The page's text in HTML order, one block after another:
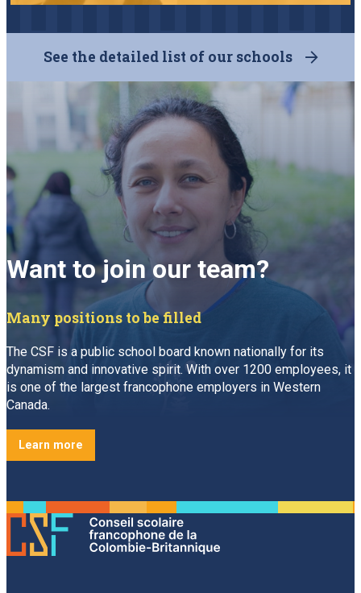
See the detailed list of our schools
Want to join our team?
Many positions to be filled
The CSF is a public school board known nationally for its
dynamism and innovative spirit. With over 1200 employees, it
is one of the largest francophone employers in Western
Canada.
Learn more